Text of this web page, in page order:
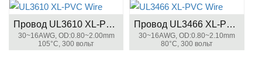
Провод UL3610 XL-PVC
30~16AWG, OD:0.80~2.00mm
105°C, 300 вольт
Провод UL3466 XL-PVC
30~16AWG, OD:0.80~2.10mm
80°C, 300 вольт